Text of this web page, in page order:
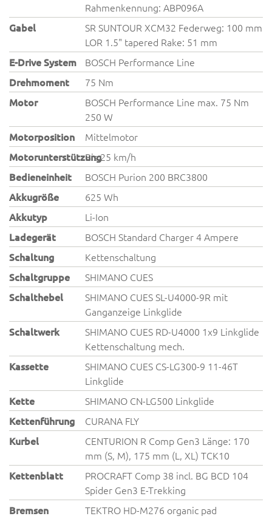
Rahmenkennung: ABP096A
Gabel
SR SUNTOUR XCM32 Federweg: 100 mm
LOR 1.5" tapered Rake: 51 mm
E-Drive System
BOSCH Performance Line
Drehmoment
75 Nm
Motor
BOSCH Performance Line max. 75 Nm
250 W
Motorposition
Mittelmotor
MotorunterstützungBis 25 km/h
Bedieneinheit
BOSCH Purion 200 BRC3800
Akkugröße
625 Wh
Akkutyp
Li-Ion
Ladegerät
BOSCH Standard Charger 4 Ampere
Schaltung
Kettenschaltung
Schaltgruppe
SHIMANO CUES
Schalthebel
SHIMANO CUES SL-U4000-9R mit
Ganganzeige Linkglide
Schaltwerk
SHIMANO CUES RD-U4000 1x9 Linkglide
Kettenschaltung mech.
Kassette
SHIMANO CUES CS-LG300-9 11-46T
Linkglide
Kette
SHIMANO CN-LG500 Linkglide
Kettenführung
CURANA FLY
Kurbel
CENTURION R Comp Gen3 Länge: 170
mm (S, M), 175 mm (L, XL) TCK10
Kettenblatt
PROCRAFT Comp 38 incl. BG BCD 104
Spider Gen3 E-Trekking
Bremsen
TEKTRO HD-M276 organic pad